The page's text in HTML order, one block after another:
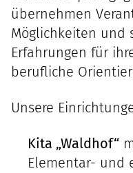
übernehmen
Möglichkeiten und
Erfahrungen für
berufliche
Unsere
Kita „Waldhof“
Elementar- und